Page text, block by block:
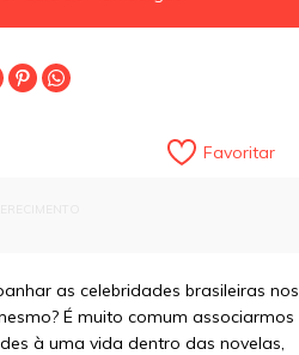
Favoritar
as celebridades brasileiras nos
É muito comum associarmos
à uma vida dentro das novelas,